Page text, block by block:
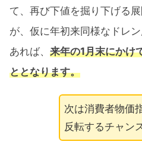
て、再び下値を掘り下げる
が、仮に年初来同様なドレ
あれば、 来年の1月末にか
ととなります。
次は消費者物価
反転するチャン